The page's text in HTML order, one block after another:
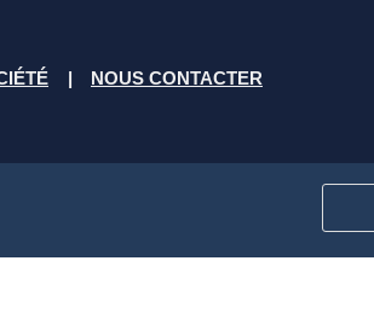
NOUS CONTACTER